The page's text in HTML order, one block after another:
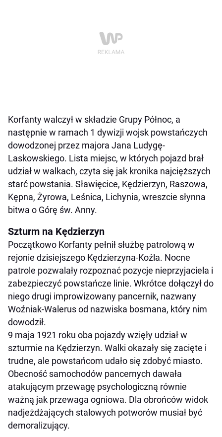
Korfanty walczył w składzie Grupy Północ, a
następnie w ramach 1 dywizji wojsk powstańczych
dowodzonej przez majora Jana Ludygę-
Laskowskiego. Lista miejsc, w których pojazd brał
udział w walkach, czyta się jak kronika najcięższych
starć powstania. Sławięcice, Kędzierzyn, Raszowa,
Kępna, Żyrowa, Leśnica, Lichynia, wreszcie słynna
bitwa o Górę św. Anny.
Szturm na Kędzierzyn
Początkowo Korfanty pełnił służbę patrolową w
rejonie dzisiejszego Kędzierzyna-Koźla. Nocne
patrole pozwalały rozpoznać pozycje nieprzyjaciela i
zabezpieczyć powstańcze linie. Wkrótce dołączył do
niego drugi improwizowany pancernik, nazwany
Woźniak-Walerus od nazwiska bosmana, który nim
dowodził.
9 maja 1921 roku oba pojazdy wzięły udział w
szturmie na Kędzierzyn. Walki okazały się zacięte i
trudne, ale powstańcom udało się zdobyć miasto.
Obecność samochodów pancernych dawała
atakującym przewagę psychologiczną równie
ważną jak przewaga ogniowa. Dla obrońców widok
nadjeżdżających stalowych potworów musiał być
demoralizujący.